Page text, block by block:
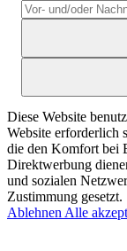
Diese Website
Website erforderlich
die den Komfort bei
Direktwerbung
und sozialen
Zustimmung gesetzt.
Ablehnen Alle